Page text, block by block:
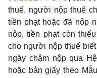
thuế, người nộp thuế
tiền phạt hoặc đã nộp
nộp, tiền phạt còn
cho người nộp thuế
ngày chậm nộp qua
hoặc bản giấy theo Mẫ